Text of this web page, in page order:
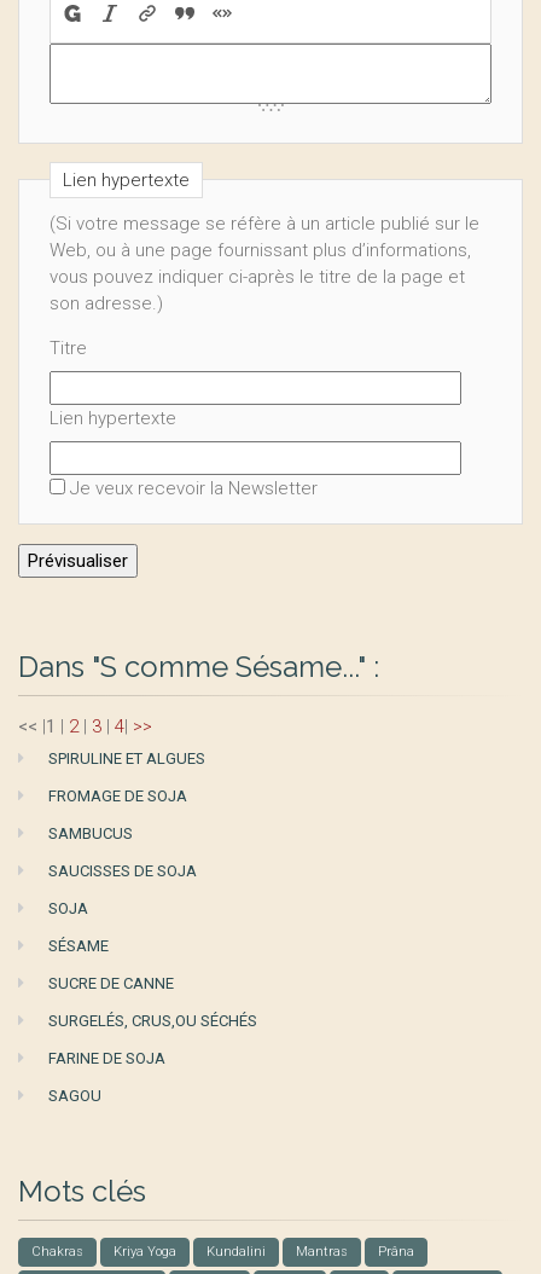
Lien hypertexte
(Si votre message se réfère à un article publié sur le
Web, ou à une page fournissant plus d’informations,
vous pouvez indiquer ci-après le titre de la page et
son adresse.)
Titre
Lien hypertexte
Je veux recevoir la Newsletter
Dans "S comme Sésame..." :
<< |1 | 2 | 3 | 4| >>
SPIRULINE ET ALGUES
FROMAGE DE SOJA
SAMBUCUS
SAUCISSES DE SOJA
SOJA
SÉSAME
SUCRE DE CANNE
SURGELÉS, CRUS,OU SÉCHÉS
FARINE DE SOJA
SAGOU
Mots clés
Chakras Kriya Yoga Kundalini Mantras Prâna